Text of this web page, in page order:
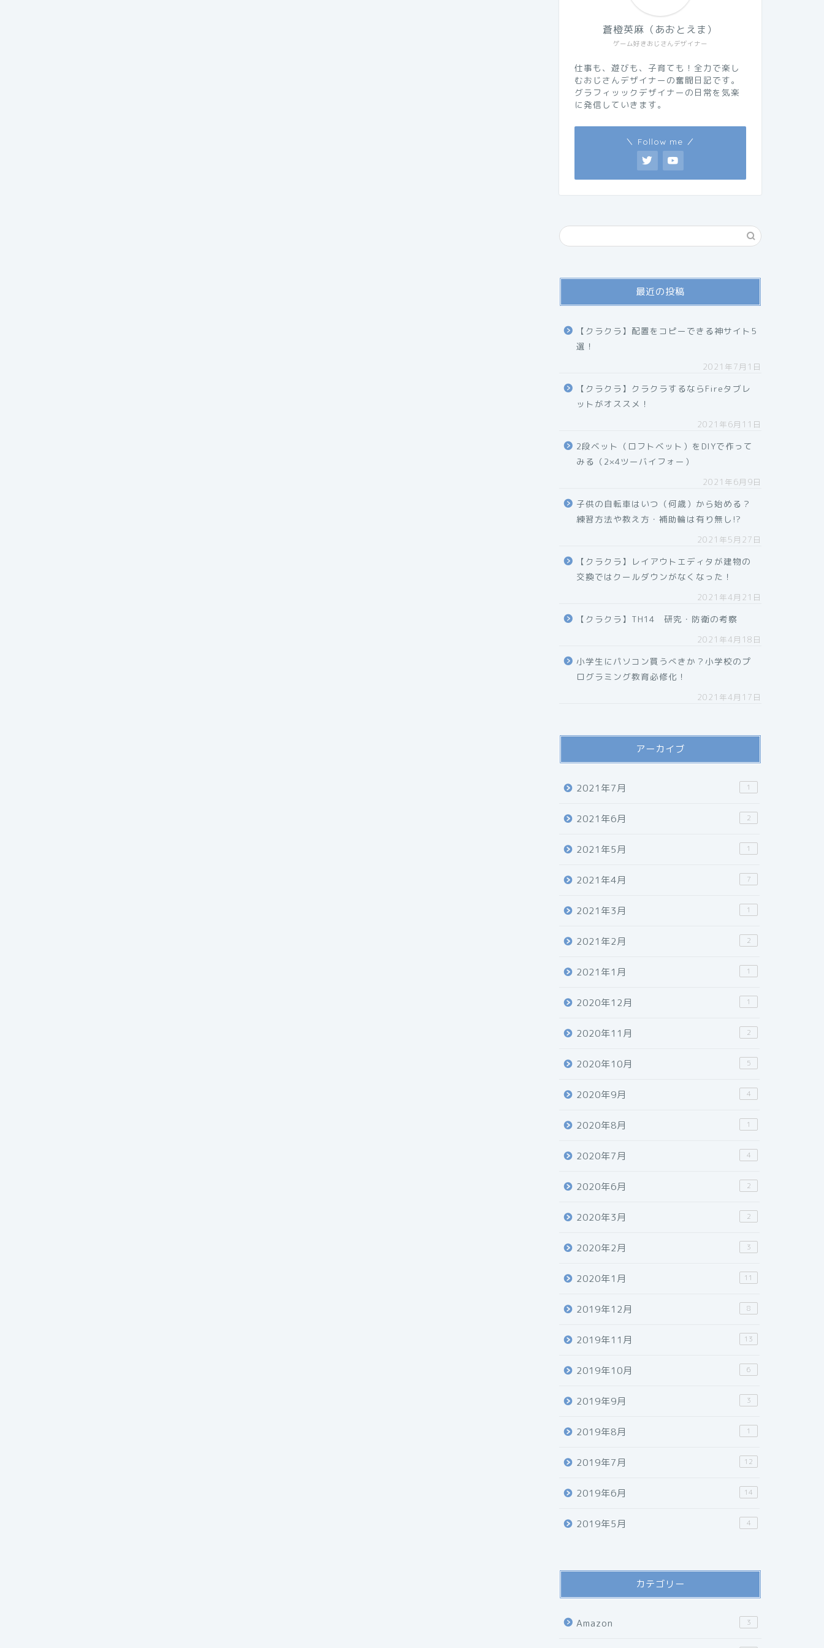
ゲーム好きおじさんデザイナー
蒼橙英麻（あおとえま）
仕事も、遊びも、子育ても！全力で楽し
むおじさんデザイナーの奮闘日記です。
グラフィッックデザイナーの日常を気楽
に発信していきます。
＼ Follow me ／
最近の投稿
【クラクラ】配置をコピーできる神サイト5
選！
2021年7月1日
【クラクラ】クラクラするならFireタブレ
ットがオススメ！
2021年6月11日
2段ベット（ロフトベット）をDIYで作って
みる（2×4ツーバイフォー）
2021年6月9日
子供の自転車はいつ（何歳）から始める？
練習方法や教え方・補助輪は有り無し!?
2021年5月27日
【クラクラ】レイアウトエディタが建物の
交換ではクールダウンがなくなった！
2021年4月21日
【クラクラ】TH14 研究・防衛の考察
2021年4月18日
小学生にパソコン買うべきか？小学校のプ
ログラミング教育必修化！
2021年4月17日
アーカイブ
2021年7月 1
2021年6月 2
2021年5月 1
2021年4月 7
2021年3月 1
2021年2月 2
2021年1月 1
2020年12月 1
2020年11月 2
2020年10月 5
2020年9月 4
2020年8月 1
2020年7月 4
2020年6月 2
2020年3月 2
2020年2月 3
2020年1月 11
2019年12月 8
2019年11月 13
2019年10月 6
2019年9月 3
2019年8月 1
2019年7月 12
2019年6月 14
2019年5月 4
カテゴリー
Amazon 3